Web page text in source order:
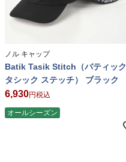
ノル キャップ
Batik Tasik Stitch（バティック
タシック ステッチ） ブラック
6,930 税込
オールシーズン